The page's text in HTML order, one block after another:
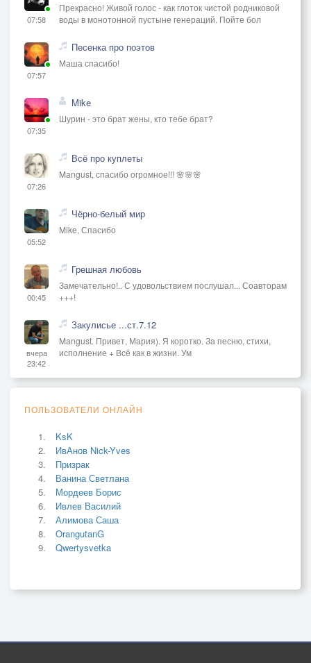
07:58
Прекрасно! Живой голос - как глоток чистой родниковой
воды в монотонной пустыне генераций. Пойте бол
07:57
Песенка про поэтов
Маша спасибо!
07:35
Mike
Шурин - это брат жены, кто тебе брат?
07:26
Всё про куплеты
Mangust, спасибо огромное!!! 🌸🌸🌸
05:52
Чёрно-белый мир
Mike, Спасибо
00:45
Грешная любовь
Замечательно!.. С удовольствием послушал... Соавторам
+++!
вчера
23:42
Закулисье ...ст.7.12
Mangust. Привет, Мария). Я коротко. За песню, стихи,
исполнение + Всё как в жизни. Ум
ПОЛЬЗОВАТЕЛИ ОНЛАЙН
KsK
ИвАнов Nick-Yves
Призрак
Ванина Светлана
Мордеев Борис
Ивлев Василий
Алимова Саша
OrangutanG
Qwertysvetka